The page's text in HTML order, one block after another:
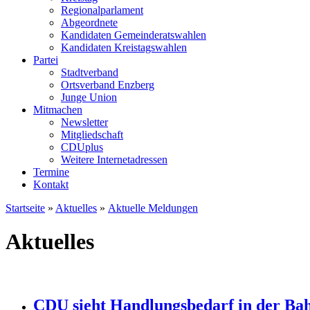
Regionalparlament
Abgeordnete
Kandidaten Gemeinderatswahlen
Kandidaten Kreistagswahlen
Partei
Stadtverband
Ortsverband Enzberg
Junge Union
Mitmachen
Newsletter
Mitgliedschaft
CDUplus
Weitere Internetadressen
Termine
Kontakt
Startseite » Aktuelles » Aktuelle Meldungen
Aktuelles
CDU sieht Handlungsbedarf in der